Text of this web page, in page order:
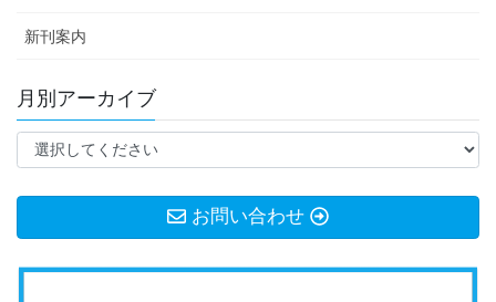
新刊案内
月別アーカイブ
お問い合わせ